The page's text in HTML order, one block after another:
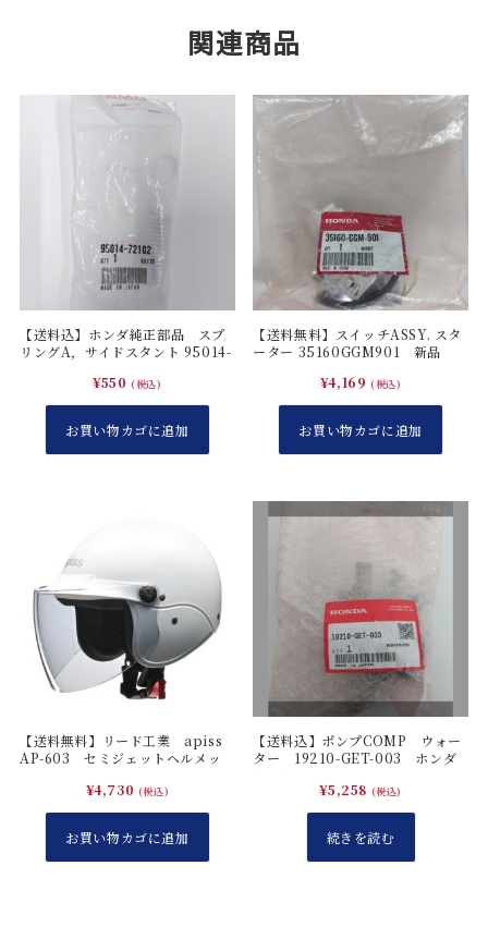
関連商品
【送料込】ホンダ純正部品 スプ
リングA，サイドスタント 95014-
¥550 (税込)
お買い物カゴに追加
【送料無料】スイッチASSY. スタ
ーター 35160GGM901 新品
¥4,169 (税込)
お買い物カゴに追加
【送料無料】リード工業 apiss
AP-603 セミジェットヘルメッ
¥4,730 (税込)
お買い物カゴに追加
【送料込】ポンプCOMP ウォー
ター 19210-GET-003 ホンダ
¥5,258 (税込)
続きを読む